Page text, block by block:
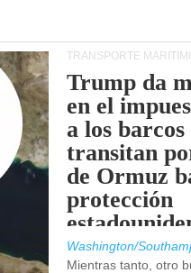
TRANSPORTE
Trump da
en el
a los barcos
transitan
de Ormuz
protección
Washington/
Mientras tanto, otro